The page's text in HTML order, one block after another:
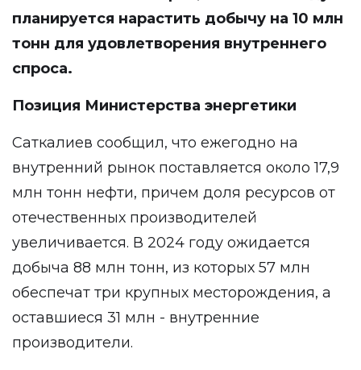
планируется нарастить добычу на 10 млн
тонн для удовлетворения внутреннего
спроса.
Позиция Министерства энергетики
Саткалиев сообщил, что ежегодно на
внутренний рынок поставляется около 17,9
млн тонн нефти, причем доля ресурсов от
отечественных производителей
увеличивается. В 2024 году ожидается
добыча 88 млн тонн, из которых 57 млн
обеспечат три крупных месторождения, а
оставшиеся 31 млн - внутренние
производители.